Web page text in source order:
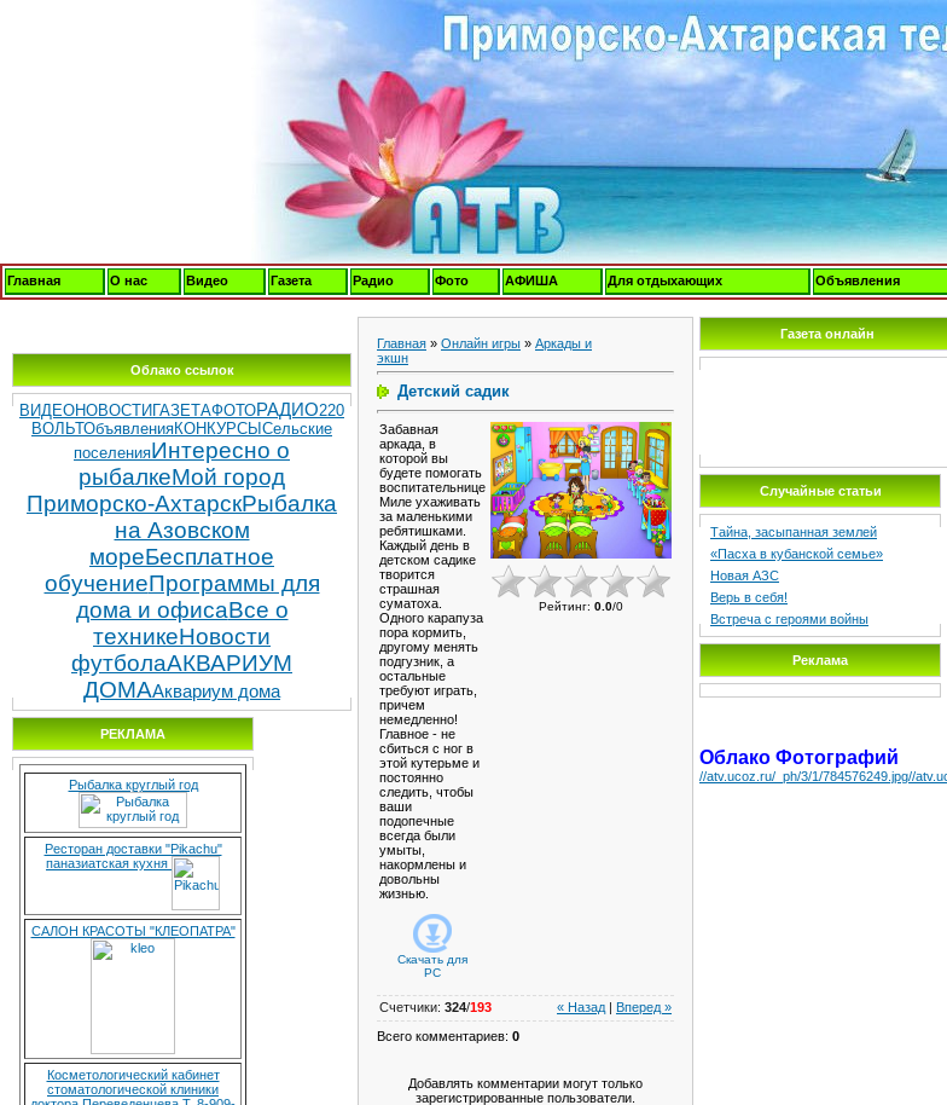
Главная О нас Видео Газета Радио Фото АФИША Для отдыхающих Объявления
Облако ссылок
ВИДЕОНОВОСТИ ГАЗЕТАФОТОРАДИО220
ВОЛЬТОбъявленияКОНКУРСЫ Сельские
поселенияИнтересно о
рыбалкеМой город
Приморско-АхтарскРыбалка
на Азовском
мореБесплатное
обучениеПрограммы для
дома и офисаВсе о
техникеНовости
футболаАКВАРИУМ
ДОМААквариум дома
РЕКЛАМА
Рыбалка круглый год
Ресторан доставки "Pikachu"
паназиатская кухня
САЛОН КРАСОТЫ "КЛЕОПАТРА"
Косметологический кабинет
стоматологической клиники
Главная » Онлайн игры » Аркады и
экшн
Детский садик
Забавная
аркада, в
которой вы
будете помогать
воспитательнице
Миле ухаживать
за маленькими
ребятишками.
Каждый день в
детском садике
творится
страшная
суматоха.
Одного карапуза
пора кормить,
другому менять
подгузник, а
остальные
требуют играть,
причем
немедленно!
Главное - не
сбиться с ног в
этой кутерьме и
постоянно
следить, чтобы
ваши
подопечные
всегда были
умыты,
накормлены и
довольны
жизнью.
Скачать для
PC
Рейтинг: 0.0/0
« Назад Вперед »
Счетчики: 324/193
Всего комментариев: 0
Добавлять комментарии могут только
зарегистрированные пользователи.
Газета онлайн
Случайные статьи
Тайна, засыпанная землей
«Пасха в кубанской семье»
Новая АЗС
Верь в себя!
Встреча с героями войны
Реклама
Облако Фотографий
//atv.ucoz.ru/_ph/3/1/784576249.jpg//